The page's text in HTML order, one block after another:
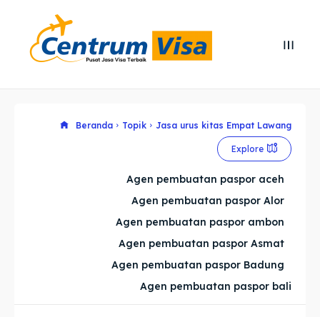
Explore our destinations
Explore our destinations
Beranda Topik Jasa urus kitas Empat Lawang
Explore
Agen pembuatan paspor aceh
Agen pembuatan paspor Alor
Agen pembuatan paspor ambon
Agen pembuatan paspor Asmat
Agen pembuatan paspor Badung
Agen pembuatan paspor bali